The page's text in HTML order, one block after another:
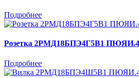
Подробнее
Розетка 2РМД18БПЭ4Г5В1
Подробнее